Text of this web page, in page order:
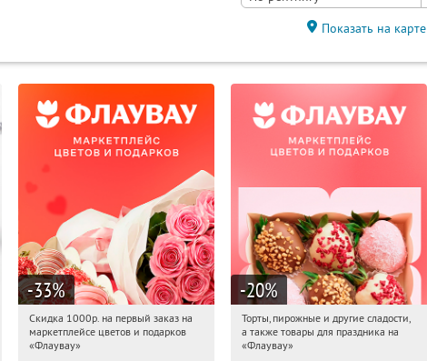
Показать на карте
-33%
05:46:09 Получили:
Россия
Скидка 1000р. на первый заказ на
маркетплейсе цветов и подарков
«Флаувау»
-20%
05:46:09 Получили:
Россия
Торты, пирожные и другие сладости,
а также товары для праздника на
«Флаувау»